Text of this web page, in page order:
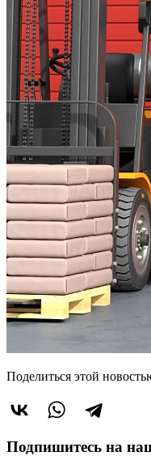
Поделиться этой
Подпишитесь на